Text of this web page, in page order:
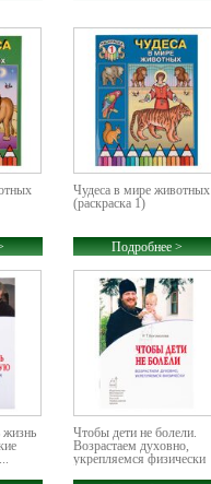
Чудеса в мире животных
(раскраска 1)
Подробнее >
жизнь
Чтобы дети не болели.
Возрастаем духовно,
укрепляемся физически